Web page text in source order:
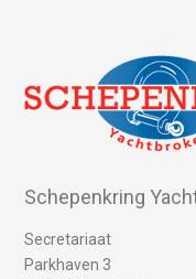
Schepenkring
Secretariaat
Parkhaven 3